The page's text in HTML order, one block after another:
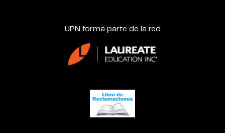
UPN forma parte de la red